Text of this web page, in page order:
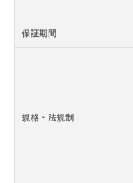
保証期間
規格・法規制